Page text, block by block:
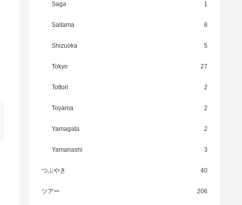
Saga 1
Saitama 8
Shizuoka 5
Tokyo 27
Tottori 2
Toyama 2
Yamagata 2
Yamanashi 3
つぶやき 40
ツアー 206